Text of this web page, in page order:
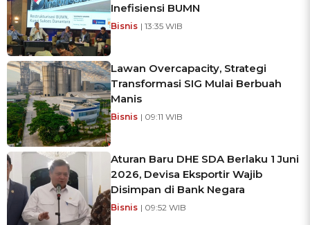
Inefisiensi BUMN
Bisnis | 13:35 WIB
Lawan Overcapacity, Strategi
Transformasi SIG Mulai Berbuah
Manis
Bisnis | 09:11 WIB
Aturan Baru DHE SDA Berlaku 1 Juni
2026, Devisa Eksportir Wajib
Disimpan di Bank Negara
Bisnis | 09:52 WIB